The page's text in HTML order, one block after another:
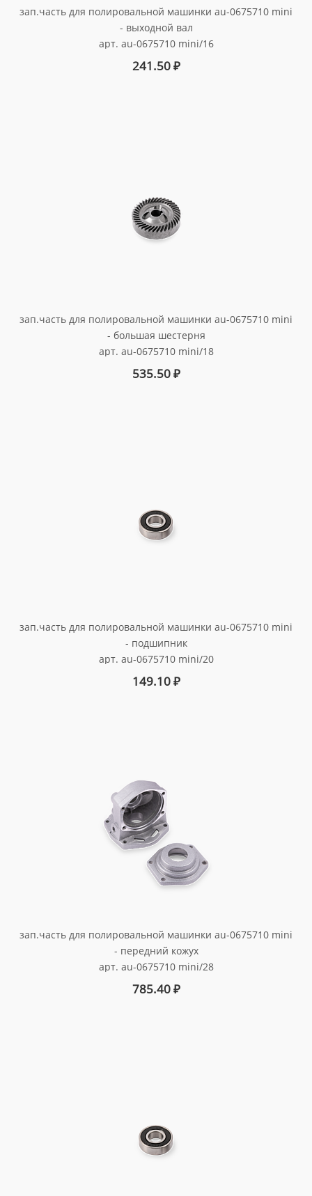
зап.часть для полировальной машинки au-0675710 mini
- выходной вал
арт. au-0675710 mini/16
241.50₽
зап.часть для полировальной машинки au-0675710 mini
- большая шестерня
арт. au-0675710 mini/18
535.50₽
зап.часть для полировальной машинки au-0675710 mini
- подшипник
арт. au-0675710 mini/20
149.10₽
зап.часть для полировальной машинки au-0675710 mini
- передний кожух
арт. au-0675710 mini/28
785.40₽